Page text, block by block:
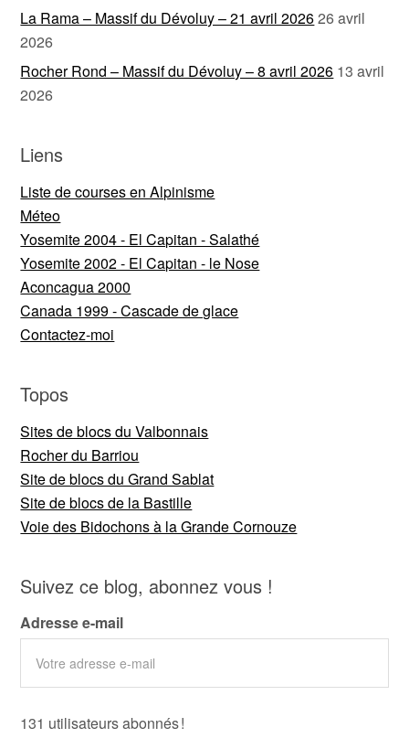
La Rama – Massif du Dévoluy – 21 avril 202626 avril
2026
Rocher Rond – Massif du Dévoluy – 8 avril 2026 13 avril
2026
Liens
Liste de courses en Alpinisme
Méteo
Yosemite 2004 - El Capitan - Salathé
Yosemite 2002 - El Capitan - le Nose
Aconcagua 2000
Canada 1999 - Cascade de glace
Contactez-moi
Topos
Sites de blocs du Valbonnais
Rocher du Barriou
Site de blocs du Grand Sablat
Site de blocs de la Bastille
Voie des Bidochons à la Grande Cornouze
Suivez ce blog, abonnez vous !
Adresse e-mail
131 utilisateurs abonnés !